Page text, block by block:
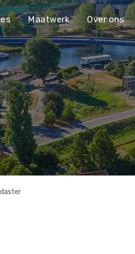
Maatwerk Over ons